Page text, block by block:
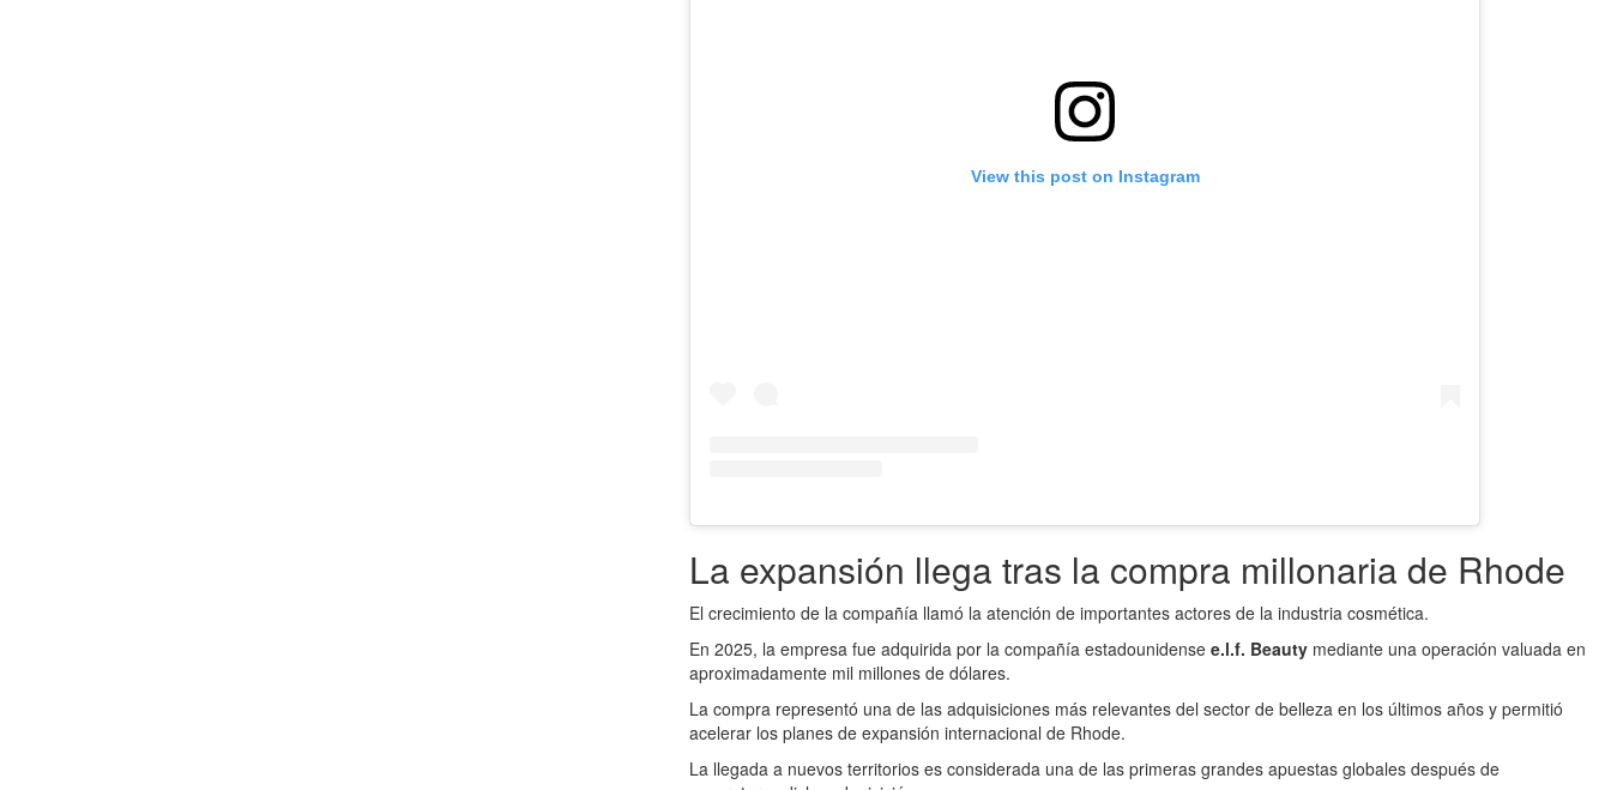
View this post on Instagram
La expansión llega tras la compra millonaria de Rhode
El crecimiento de la compañía llamó la atención de importantes actores de la industria cosmética.
En 2025, la empresa fue adquirida por la compañía estadounidense e.l.f. Beauty mediante una operación valuada en
aproximadamente mil millones de dólares.
La compra representó una de las adquisiciones más relevantes del sector de belleza en los últimos años y permitió
acelerar los planes de expansión internacional de Rhode.
La llegada a nuevos territorios es considerada una de las primeras grandes apuestas globales después de